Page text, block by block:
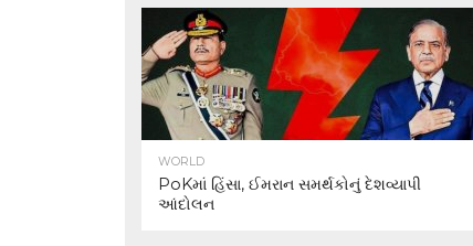
WORLD
PoKમાં હિંસા, ઈમરાન સમર્થકોનું દેશવ્યાપી
આંદોલન